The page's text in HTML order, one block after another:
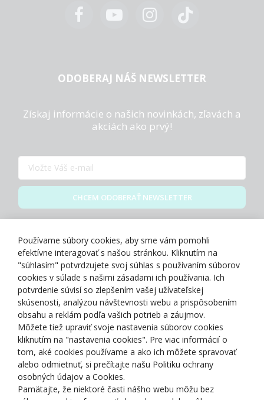
ODOBERAJ NÁŠ NEWSLETTER
Získaj informácie o našich novinkách, zľavách a
akciách ako prvý!
CHCEM ODOBERAŤ NEWSLETTER
O NÁS
NAKUPOVANIE
ZÁKAZNÍCKA ZÓNA
Používame súbory cookies, aby sme vám pomohli
efektívne interagovať s našou stránkou. Kliknutím na
"súhlasím" potvrdzujete svoj súhlas s používaním súborov
cookies v súlade s našimi zásadami ich používania. Ich
potvrdenie súvisí so zlepšením vašej užívateľskej
skúsenosti, analýzou návštevnosti webu a prispôsobením
obsahu a reklám podľa vašich potrieb a záujmov.
Môžete tiež upraviť svoje nastavenia súborov cookies
kliknutím na "nastavenia cookies". Pre viac informácií o
tom, aké cookies používame a ako ich môžete spravovať
alebo odmietnuť, si prečítajte našu Politiku ochrany
osobných údajov a Cookies.
Pamätajte, že niektoré časti nášho webu môžu bez